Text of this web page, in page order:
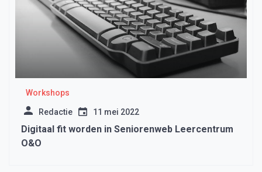
Workshops
Redactie 11 mei 2022
Digitaal fit worden in Seniorenweb Leercentrum
O&O